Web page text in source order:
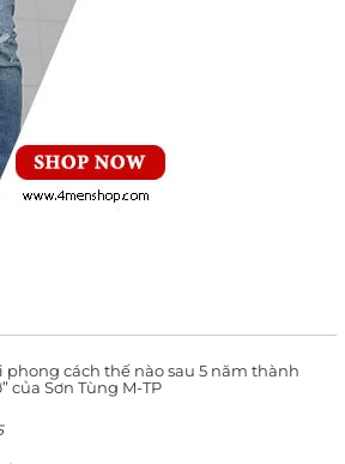
phong cách thế nào sau 5 năm thành
của Sơn Tùng M-TP